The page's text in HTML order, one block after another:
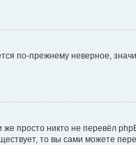
по-прежнему неверное,
просто никто не перевёл
то вы сами можете